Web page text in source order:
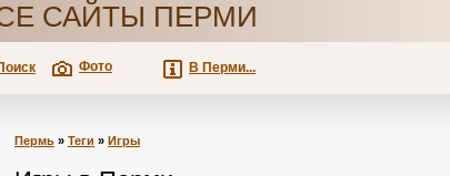
САЙТЫ ПЕРМИ
Фото В Перми...
Пермь » Теги » Игры